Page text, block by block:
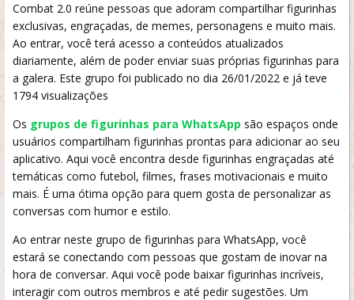
Combat 2.0 reúne pessoas que adoram compartilhar figurinhas
exclusivas, engraçadas, de memes, personagens e muito mais.
Ao entrar, você terá acesso a conteúdos atualizados
diariamente, além de poder enviar suas próprias figurinhas para
a galera. Este grupo foi publicado no dia 26/01/2022 e já teve
1794 visualizações
Os grupos de figurinhas para WhatsApp são espaços onde
usuários compartilham figurinhas prontas para adicionar ao seu
aplicativo. Aqui você encontra desde figurinhas engraçadas até
temáticas como futebol, filmes, frases motivacionais e muito
mais. É uma ótima opção para quem gosta de personalizar as
conversas com humor e estilo.
Ao entrar neste grupo de figurinhas para WhatsApp, você
estará se conectando com pessoas que gostam de inovar na
hora de conversar. Aqui você pode baixar figurinhas incríveis,
interagir com outros membros e até pedir sugestões. Um